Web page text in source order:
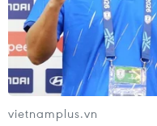
vietnamplus.vn